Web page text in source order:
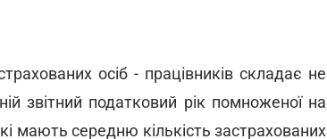
осіб - працівників складає не
звітний податковий рік помноженої на
мають середню кількість застрахованих